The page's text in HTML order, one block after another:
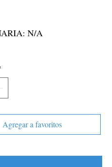
N/A
Agregar a favoritos